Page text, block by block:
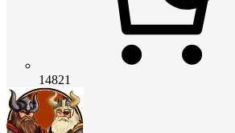
14821